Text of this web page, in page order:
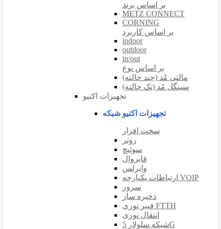
بر اساس برند
METZ CONNECT
CORNING
بر اساس کاربرد
indoor
outdoor
in/out
بر اساس نوع
مالتی مُد (چند حالته)
سینگل مُد (تک حالته)
تجهیزات اکتیو
تجهیزات اکتیو شبکه
سخت افزار
روتر
سوئیچ
فایروال
وایرلس
ارتباطات یکپارچه VOIP
سرور
ذخیره ساز
فیبر نوری FTTH
انتقال نوری
شبکه سلولار 5G